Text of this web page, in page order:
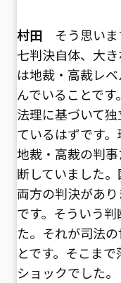
村田そう思いま
七判決自体、大
は地裁・高裁レ
んでいることで
法理に基づいて
ているはずです。
地裁・高裁の判
断していました。
両方の判決があ
です。そういう
た。それが司法
とです。そこま
ショックでした。